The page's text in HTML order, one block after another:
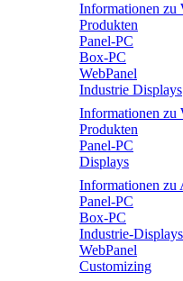
Informationen
Produkten
Panel-PC
Box-PC
WebPanel
Industrie Displays
Informationen
Produkten
Panel-PC
Displays
Informationen zu
Panel-PC
Box-PC
Industrie-Displays
WebPanel
Customizing